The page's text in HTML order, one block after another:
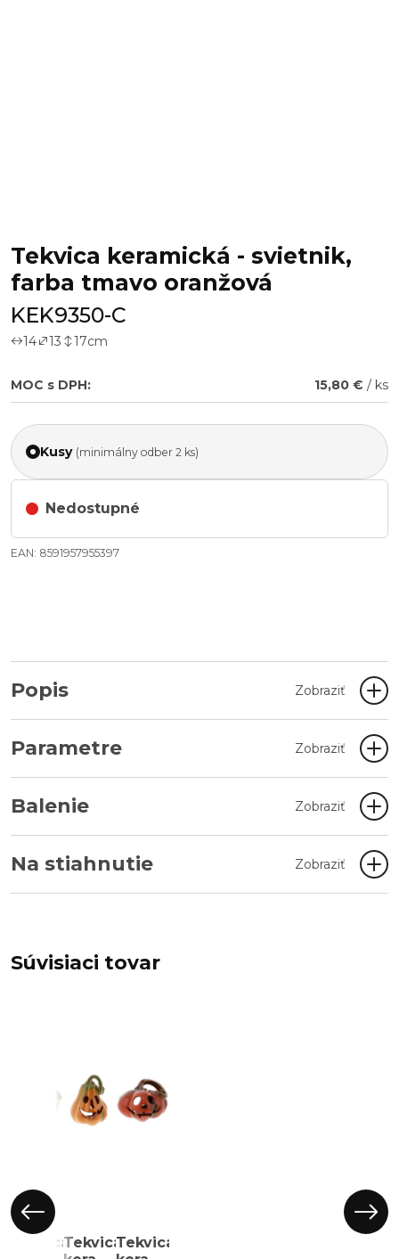
Tekvica keramická - svietnik,
farba tmavo oranžová
KEK9350-C
14 13 17cm
MOC s DPH: 15,80 € / ks
Kusy (minimálny odber 2 ks)
Nedostupné
EAN: 8591957955397
Popis Zobraziť
Parametre Zobraziť
Balenie Zobraziť
Na stiahnutie Zobraziť
Súvisiaci tovar
TekvicaTekvicaTekvica